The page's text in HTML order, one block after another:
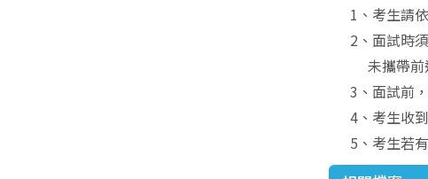
1、考生請依
2、面試時須
未攜帶前述
3、面試前，
4、考生收
5、考生若有